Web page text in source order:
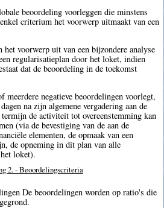
beoordeling voorleggen die minstens
criterium het voorwerp uitmaakt van een
voorwerp uit van een bijzondere analyse
regularisatieplan door het loket, indien
dat de beoordeling in de toekomst
meerdere negatieve beoordelingen voorlegt,
na zijn algemene vergadering aan de
de activiteit tot overeenstemming kan
(via de bevestiging van de aan de
elementen, de opmaak van een
de opneming in dit plan van alle
loket).
2. - Beoordelingscriteria
De beoordelingen worden op ratio's die